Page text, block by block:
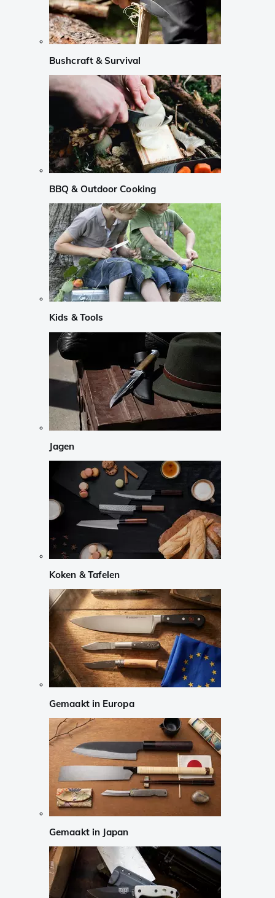
Bushcraft & Survival
BBQ & Outdoor Cooking
Kids & Tools
Jagen
Koken & Tafelen
Gemaakt in Europa
Gemaakt in Japan